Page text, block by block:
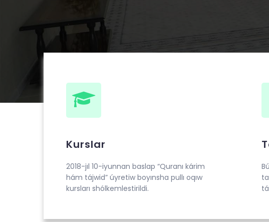
Kurslar
2018-jıl 10-iyunnan baslap “Quranı kárim
hám tájwid” úyretiw boyınsha pullı oqıw
kursları shólkemlestirildi.